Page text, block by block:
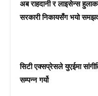
अब राहदानी र लाइसेन्स
सरकारी निकायसँग भयो
सिटी एक्सप्रेसले युएईमा
सम्पन्न गर्यो